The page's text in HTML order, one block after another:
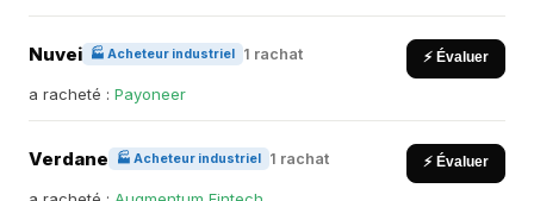
Nuvei 🏭 Acheteur industriel 1 rachat ⚡ Évaluer
a racheté : Payoneer
Verdane 🏭 Acheteur industriel 1 rachat ⚡ Évaluer